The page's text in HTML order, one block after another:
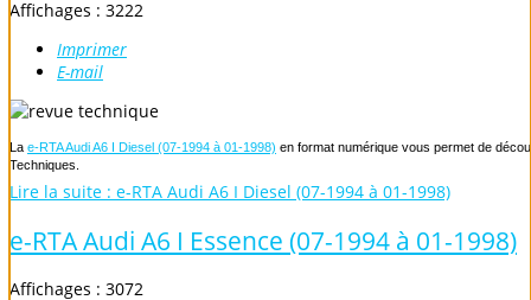
Affichages : 3222
Imprimer
E-mail
La e-RTA Audi A6 I Diesel (07-1994 à 01-1998) en format numérique vous permet de
Techniques.
Lire la suite : e-RTA Audi A6 I Diesel (07-1994 à 01-1998)
e-RTA Audi A6 I Essence (07-1994 à 01-1998)
Affichages : 3072